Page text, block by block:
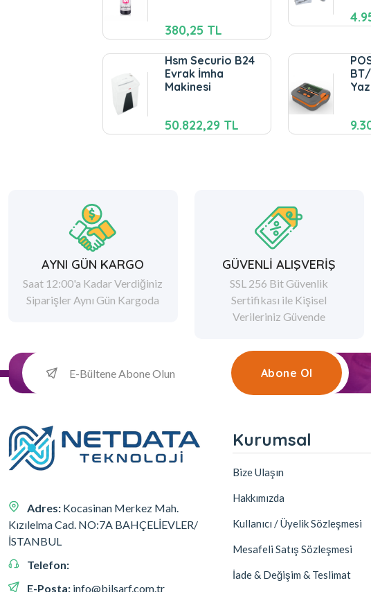
380,25 TL
Hsm Securio B24
Evrak İmha
Makinesi
50.822,29 TL
AYNI GÜN KARGO
Saat 12:00'a Kadar Verdiğiniz
Siparişler Aynı Gün Kargoda
GÜVENLİ ALIŞVERİŞ
SSL 256 Bit Güvenlik
Sertifikası ile Kişisel
Verileriniz Güvende
Abone Ol
Adres: Kocasinan Merkez Mah.
Kızılelma Cad. NO:7A BAHÇELİEVLER/
İSTANBUL
Telefon:
E-Posta: info@bilsarf.com.tr
Kurumsal
Bize Ulaşın
Hakkımızda
Kullanıcı / Üyelik Sözleşmesi
Mesafeli Satış Sözleşmesi
İade & Değişim & Teslimat